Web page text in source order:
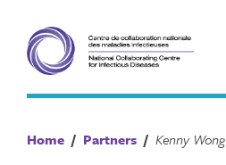
content
Home / Partners / Kenny Wong